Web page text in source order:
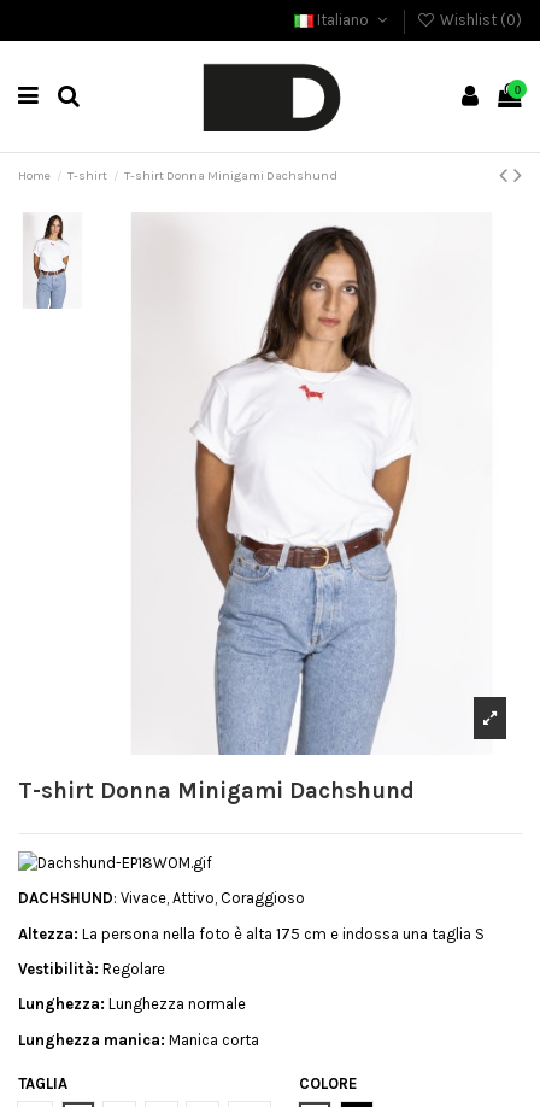
Italiano Wishlist (0)
0
Home T-shirt T-shirt Donna Minigami Dachshund
T-shirt Donna Minigami Dachshund
DACHSHUND: Vivace, Attivo, Coraggioso
Altezza: La persona nella foto è alta 175 cm e indossa una taglia S
Vestibilità: Regolare
Lunghezza: Lunghezza normale
Lunghezza manica: Manica corta
TAGLIA
COLORE